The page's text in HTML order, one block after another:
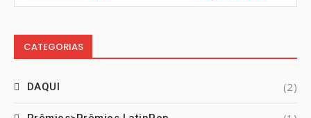
CATEGORIAS
DAQUI (2)